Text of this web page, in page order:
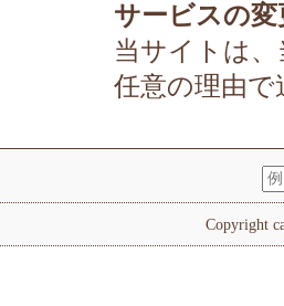
サービスの変
当サイトは
任意の理由
Copyright